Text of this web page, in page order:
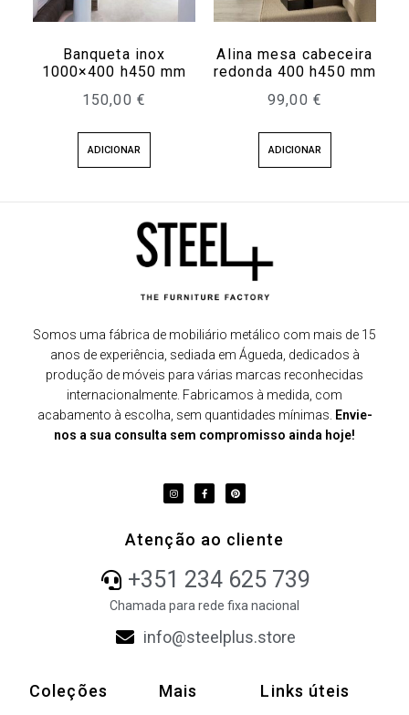
Banqueta inox
1000×400 h450 mm
150,00 €
ADICIONAR
Alina mesa cabeceira
redonda 400 h450 mm
99,00 €
ADICIONAR
Somos uma fábrica de mobiliário metálico com mais de 15
anos de experiência, sediada em Águeda, dedicados à
produção de móveis para várias marcas reconhecidas
internacionalmente. Fabricamos à medida, com
acabamento à escolha, sem quantidades mínimas. Envie-
nos a sua consulta sem compromisso ainda hoje!
Atenção ao cliente
+351 234 625 739
Chamada para rede fixa nacional
info@steelplus.store
Coleções Mais Links úteis